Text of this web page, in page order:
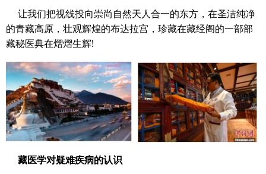
让我们把视线投向崇尚自然天人合一的东方，在圣洁纯净
的青藏高原，壮观辉煌的布达拉宫，珍藏在藏经阁的一部部
藏秘医典在熠熠生辉!
藏医学对疑难疾病的认识